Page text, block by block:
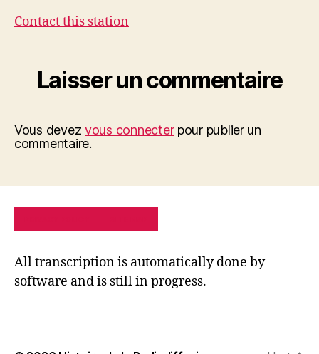
Contact this station
Laisser un commentaire
Vous devezvous connecterpour publier un
commentaire.
All transcription is automatically done by
software and is still in progress.